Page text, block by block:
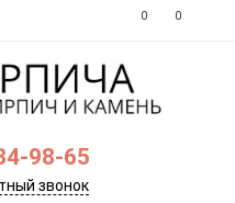
0 0
98-65
звонок